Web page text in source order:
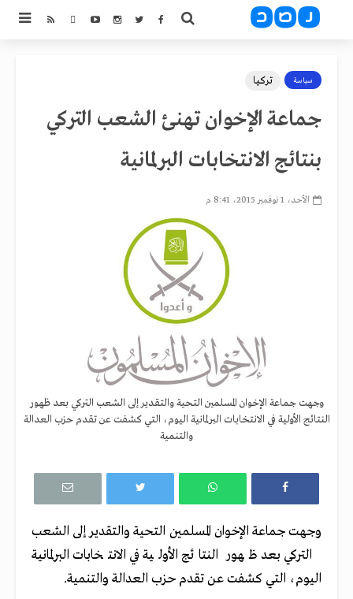
سياسة تركيا
جماعة الإخوان تهنئ الشعب التركي
بنتائج الانتخابات البرلمانية
الأحد، 1 نوفمبر 2015، 8:41 م
وجهت جماعة الإخوان المسلمين التحية والتقدير إلى الشعب التركي بعد ظهور
النتائج الأولية في الانتخابات البرلمانية اليوم، التي كشفت عن تقدم حزب العدالة
والتنمية
وجهت جماعة الإخوان المسلمين التحية والتقدير إلى الشعب
التركي بعد ظهور النتائج الأولية في الانتخابات البرلمانية
اليوم، التي كشفت عن تقدم حزب العدالة والتنمية.